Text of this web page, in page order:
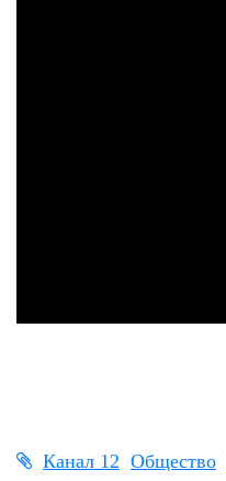
Канал 12 Общество